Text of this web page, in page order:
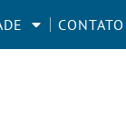
CONTATO